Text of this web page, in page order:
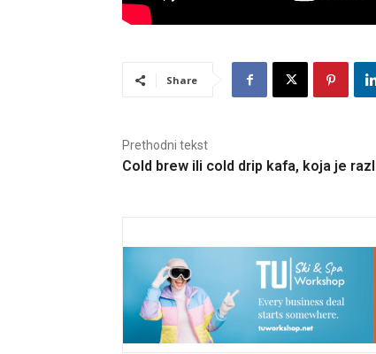
Share
Prethodni tekst
Cold brew ili cold drip kafa, koja je